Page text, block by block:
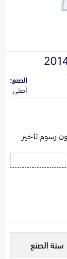
الصنع:
أصلي
سنة الصنع